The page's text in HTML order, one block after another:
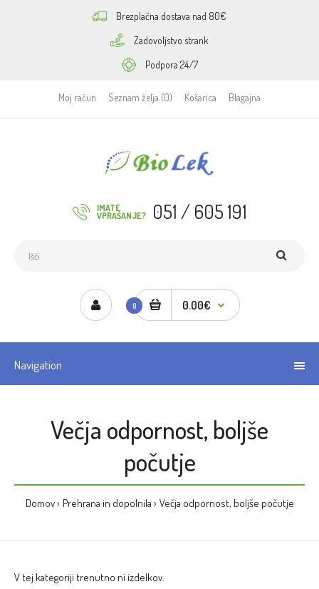
Brezplačna dostava nad 80€
Zadovoljstvo strank
Podpora 24/7
Moj račun Seznam želja (0) Košarica Blagajna
IMATE
VPRAŠANJE? 051 / 605 191
0 0.00€
Navigation
Večja odpornost, boljše
počutje
Domov Prehrana in dopolnila Večja odpornost, boljše počutje
V tej kategoriji trenutno ni izdelkov.